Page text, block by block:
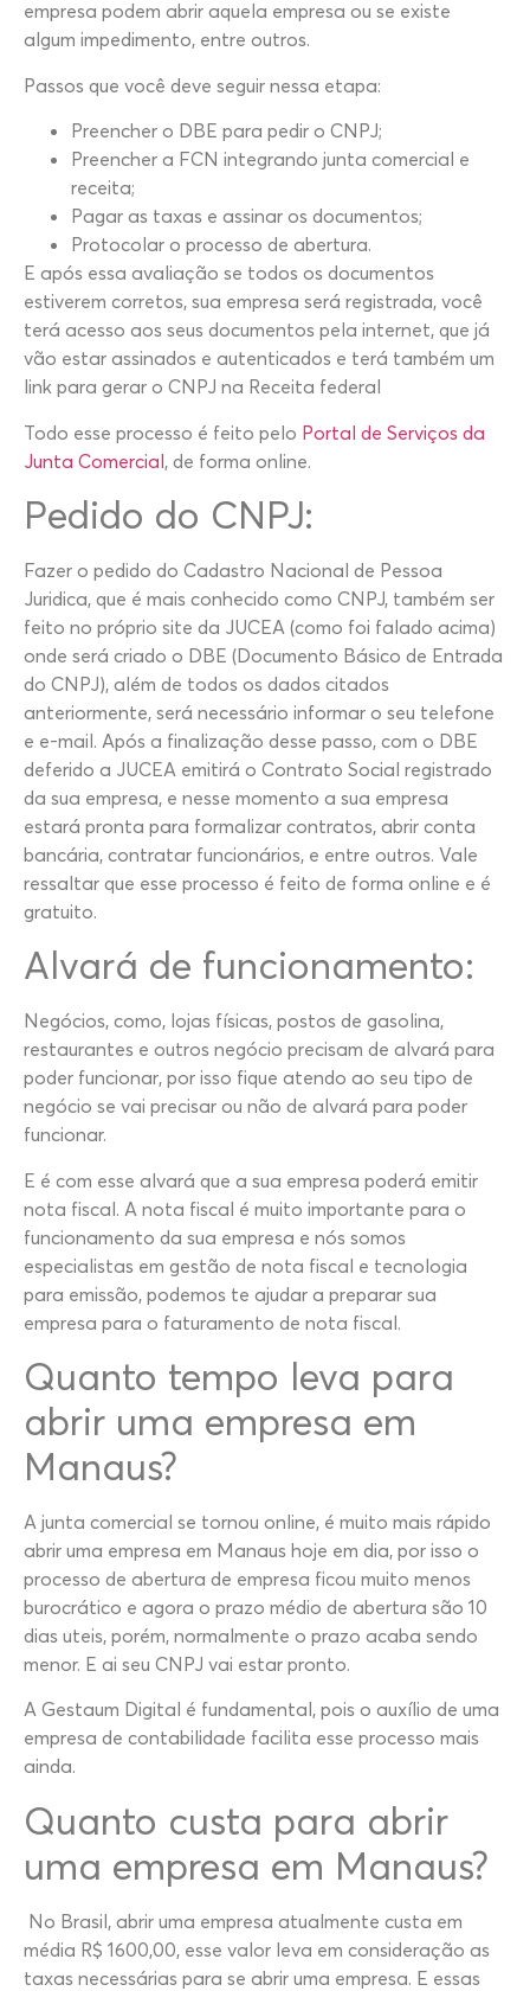
empresa podem abrir aquela empresa ou se existe
algum impedimento, entre outros.
Passos que você deve seguir nessa etapa:
Preencher o DBE para pedir o CNPJ;
Preencher a FCN integrando junta comercial e
receita;
Pagar as taxas e assinar os documentos;
Protocolar o processo de abertura.
E após essa avaliação se todos os documentos
estiverem corretos, sua empresa será registrada, você
terá acesso aos seus documentos pela internet, que já
vão estar assinados e autenticados e terá também um
link para gerar o CNPJ na Receita federal
Todo esse processo é feito pelo Portal de Serviços da
Junta Comercial, de forma online.
Pedido do CNPJ:
Fazer o pedido do Cadastro Nacional de Pessoa
Juridica, que é mais conhecido como CNPJ, também ser
feito no próprio site da JUCEA (como foi falado acima)
onde será criado o DBE (Documento Básico de Entrada
do CNPJ), além de todos os dados citados
anteriormente, será necessário informar o seu telefone
e e-mail. Após a finalização desse passo, com o DBE
deferido a JUCEA emitirá o Contrato Social registrado
da sua empresa, e nesse momento a sua empresa
estará pronta para formalizar contratos, abrir conta
bancária, contratar funcionários, e entre outros. Vale
ressaltar que esse processo é feito de forma online e é
gratuito.
Alvará de funcionamento:
Negócios, como, lojas físicas, postos de gasolina,
restaurantes e outros negócio precisam de alvará para
poder funcionar, por isso fique atendo ao seu tipo de
negócio se vai precisar ou não de alvará para poder
funcionar.
E é com esse alvará que a sua empresa poderá emitir
nota fiscal. A nota fiscal é muito importante para o
funcionamento da sua empresa e nós somos
especialistas em gestão de nota fiscal e tecnologia
para emissão, podemos te ajudar a preparar sua
empresa para o faturamento de nota fiscal.
Quanto tempo leva para
abrir uma empresa em
Manaus?
A junta comercial se tornou online, é muito mais rápido
abrir uma empresa em Manaus hoje em dia, por isso o
processo de abertura de empresa ficou muito menos
burocrático e agora o prazo médio de abertura são 10
dias uteis, porém, normalmente o prazo acaba sendo
menor. E ai seu CNPJ vai estar pronto.
A Gestaum Digital é fundamental, pois o auxílio de uma
empresa de contabilidade facilita esse processo mais
ainda.
Quanto custa para abrir
uma empresa em Manaus?
No Brasil, abrir uma empresa atualmente custa em
média R$ 1600,00, esse valor leva em consideração as
taxas necessárias para se abrir uma empresa. E essas